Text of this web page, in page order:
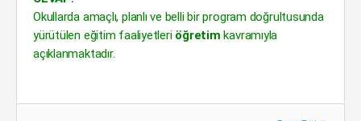
Okullarda amaçlı, planlı ve belli bir program doğrultusunda
yürütülen eğitim faaliyetleri öğretim kavramıyla
açıklanmaktadır.